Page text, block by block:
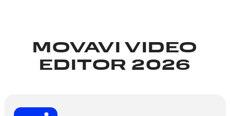
MOVAVI VIDEO
EDITOR 2026